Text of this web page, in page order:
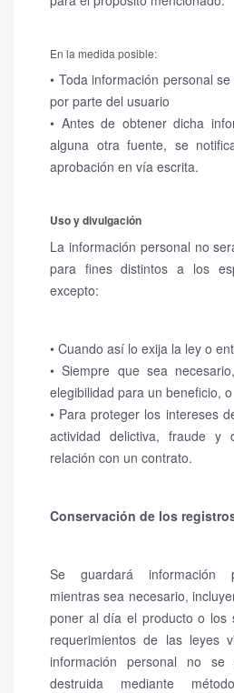
En la medida posible:
• Toda información personal
por parte del usuario
• Antes de obtener dicha
alguna otra fuente, se
aprobación en vía escrita.
Uso y divulgación
La información personal no
para fines distintos a los
excepto:
• Cuando así lo exija la ley o
• Siempre que sea
elegibilidad para un beneficio, o
• Para proteger los intereses
actividad delictiva, fraude y
relación con un contrato.
Conservación de los
Se guardará información
mientras sea necesario,
poner al día el producto o los
requerimientos de las leyes
información personal no
destruida mediante